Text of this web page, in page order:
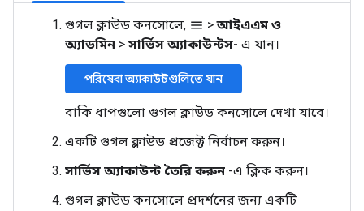
গুগল ক্লাউড কনসোলে, menu > আইএএম ও
অ্যাডমিন > সার্ভিস অ্যাকাউন্টস- এ যান।
পরিষেবা অ্যাকাউন্টগুলিতে যান
বাকি ধাপগুলো গুগল ক্লাউড কনসোলে দেখা যাবে।
একটি গুগল ক্লাউড প্রজেক্ট নির্বাচন করুন।
সার্ভিস অ্যাকাউন্ট তৈরি করুন -এ ক্লিক করুন।
গুগল ক্লাউড কনসোলে প্রদর্শনের জন্য একটি